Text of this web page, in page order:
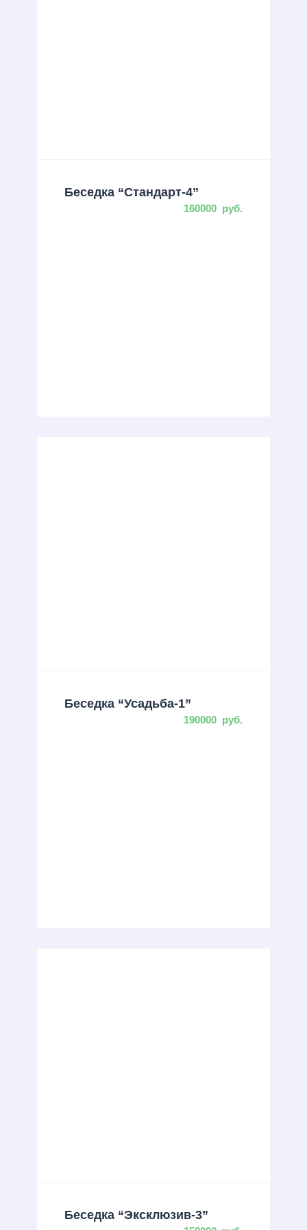
Беседка “Стандарт-4”
160000 руб.
Беседка “Усадьба-1”
190000 руб.
Беседка “Эксклюзив-3”